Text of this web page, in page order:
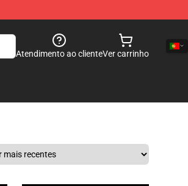
Atendimento ao clienteVer carrinho